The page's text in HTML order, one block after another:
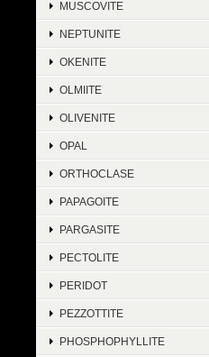
MUSCOVITE
NEPTUNITE
OKENITE
OLMIITE
OLIVENITE
OPAL
ORTHOCLASE
PAPAGOITE
PARGASITE
PECTOLITE
PERIDOT
PEZZOTTITE
PHOSPHOPHYLLITE